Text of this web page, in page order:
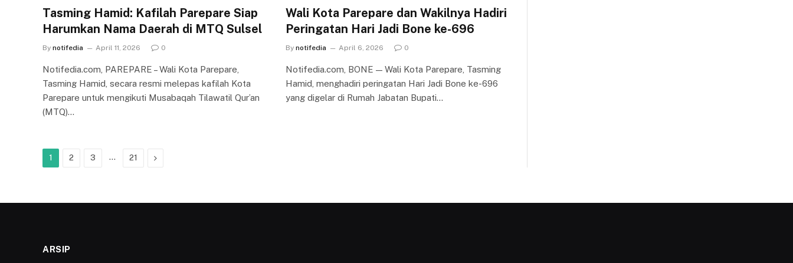
Tasming Hamid: Kafilah Parepare Siap
Harumkan Nama Daerah di MTQ Sulsel
By notifedia April 11, 2026 0
Notifedia.com, PAREPARE – Wali Kota Parepare,
Tasming Hamid, secara resmi melepas kafilah Kota
Parepare untuk mengikuti Musabaqah Tilawatil Qur’an
(MTQ)…
Wali Kota Parepare dan Wakilnya Hadiri
Peringatan Hari Jadi Bone ke-696
By notifedia April 6, 2026 0
Notifedia.com, BONE — Wali Kota Parepare, Tasming
Hamid, menghadiri peringatan Hari Jadi Bone ke-696
yang digelar di Rumah Jabatan Bupati…
1 2 3 … 21 Next
ARSIP